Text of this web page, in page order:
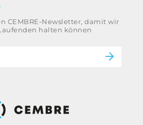
der
CEMBRE-Newsletter, damit wir
halten können